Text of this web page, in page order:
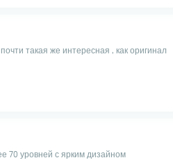
такая же интересная , как оригинал
70 уровней с ярким дизайном